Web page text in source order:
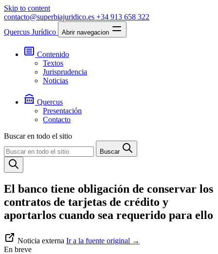
Skip to content
contacto@superbiajuridico.es +34 913 658 322
Quercus Jurídico
Abrir navegacion
Contenido
Textos
Jurisprudencia
Noticias
Quercus
Presentación
Contacto
Buscar en todo el sitio
Buscar
El banco tiene obligación de conservar los
contratos de tarjetas de crédito y
aportarlos cuando sea requerido para ello
Noticia externa Ir a la fuente original →
En breve